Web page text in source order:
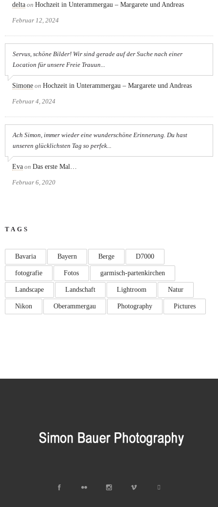
delta on Hochzeit in Unterammergau – Margarete und Andreas
Februar 12, 2024
Servus, schöne Bilder! Wir sind gerade auf der Suche nach einer
Location für unsere Freie Trauun...
Simone on Hochzeit in Unterammergau – Margarete und Andreas
Februar 4, 2024
Ach Simon, immer wieder eine wunderschöne Erinnerung. Du hast
unseren glücklichsten Tag so perfek...
Eva on Das erste Mal…
Februar 6, 2020
TAGS
Bavaria Bayern Berge D7000
fotografie Fotos garmisch-partenkirchen
Landscape Landschaft Lightroom Natur
Nikon Oberammergau Photography Pictures